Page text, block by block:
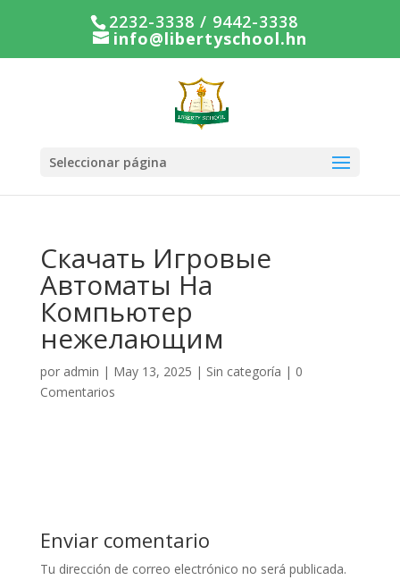
2232-3338 / 9442-3338
info@libertyschool.hn
Seleccionar página
Скачать Игровые
Автоматы На
Компьютер
нежелающим
por admin | May 13, 2025 | Sin categoría | 0
Comentarios
Enviar comentario
Tu dirección de correo electrónico no será publicada.